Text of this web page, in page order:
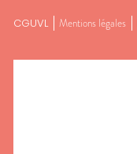
CGUVL Mentions légales